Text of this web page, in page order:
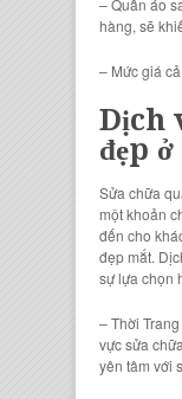
– Quần áo
hàng, sẽ
– Mức giá
Dịch
đẹp
Sửa chữa
một khoản
đến cho
đẹp mắt.
sự lựa chọn
– Thời
vực sửa
yên tâm với